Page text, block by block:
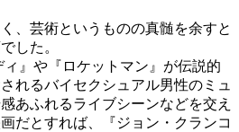
、芸術というものの真髄を余すと
した。
ィ』や『ロケットマン』が伝説的
れるバイセクシュアル男性のミュ
あふれるライブシーンなどを交え
だとすれば、『ジョン・クランコ